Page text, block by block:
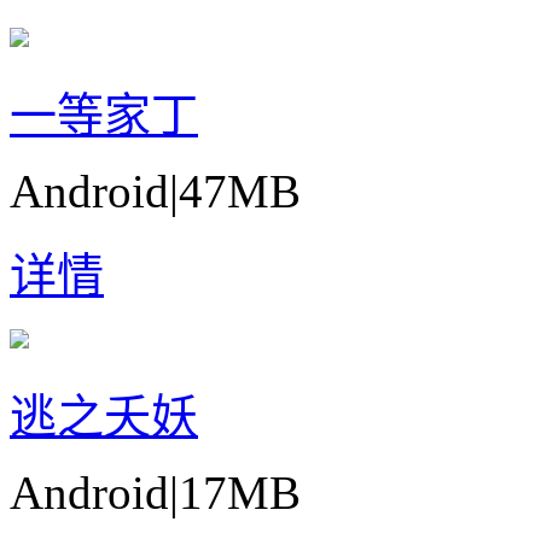
一等家丁
Android|47MB
详情
逃之夭妖
Android|17MB